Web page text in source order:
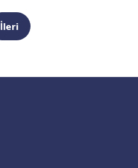
İleri